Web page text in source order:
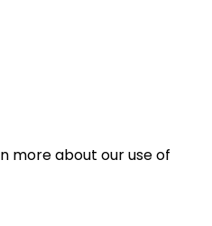
more about our use of